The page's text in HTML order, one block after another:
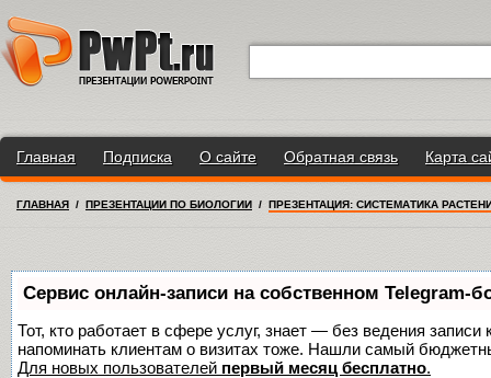
Главная Подписка О сайте Обратная связь Карта
ГЛАВНАЯ / ПРЕЗЕНТАЦИИ ПО БИОЛОГИИ / ПРЕЗЕНТАЦИЯ: СИСТЕМАТИКА
Сервис онлайн-записи на собственном Telegram-
Тот, кто работает в сфере услуг, знает — без ведения
напоминать клиентам о визитах тоже. Нашли самый
Для новых пользователей первый месяц бесплатно.